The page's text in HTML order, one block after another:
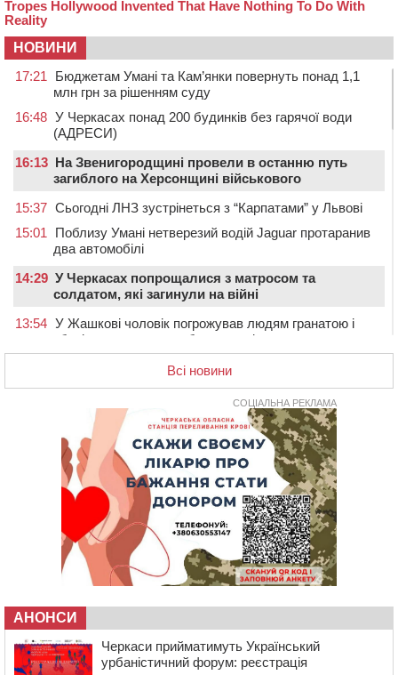
НОВИНИ
17:21
Бюджетам Умані та Кам’янки повернуть понад 1,1
млн грн за рішенням суду
16:48 У Черкасах понад 200 будинків без гарячої води
(АДРЕСИ)
16:13 На Звенигородщині провели в останню путь
загиблого на Херсонщині військового
15:37 Сьогодні ЛНЗ зустрінеться з “Карпатами” у Львові
15:01
Поблизу Умані нетверезий водій Jaguar протаранив
два автомобілі
14:29 У Черкасах попрощалися з матросом та
солдатом, які загинули на війні
13:54 У Жашкові чоловік погрожував людям гранатою і
зберігав вдома схрон боєприпасів
У Черкасах екологи виявили скид забрудненої рідини
У Тальнівській громаді провели в останню путь
захисника, який помер від тяжкої хвороби
У Городищі шестикласниця наклала на себе
руки: незадовго до трагедії її побили однолітки
(ВІДЕО)
Учителя Черкаської гімназії №31 відзначили Премією
Кабміну
На Черкащині запрацювала Мистецько-краєзнавча
рада
10:40 У Вільшанській громаді попрощалися із
захисником, який помер від тяжких поранень
09:59 Всі опинилися в кюветі: у Будищі зіткнулися два
автомобілі та мотоцикл
Всі новини
СОЦІАЛЬНА РЕКЛАМА
АНОНСИ
Черкаси прийматимуть Український
урбаністичний форум: реєстрація